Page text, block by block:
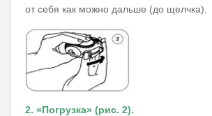
от себя как можно дальше (до щелчка).
2. «Погрузка» (рис. 2).